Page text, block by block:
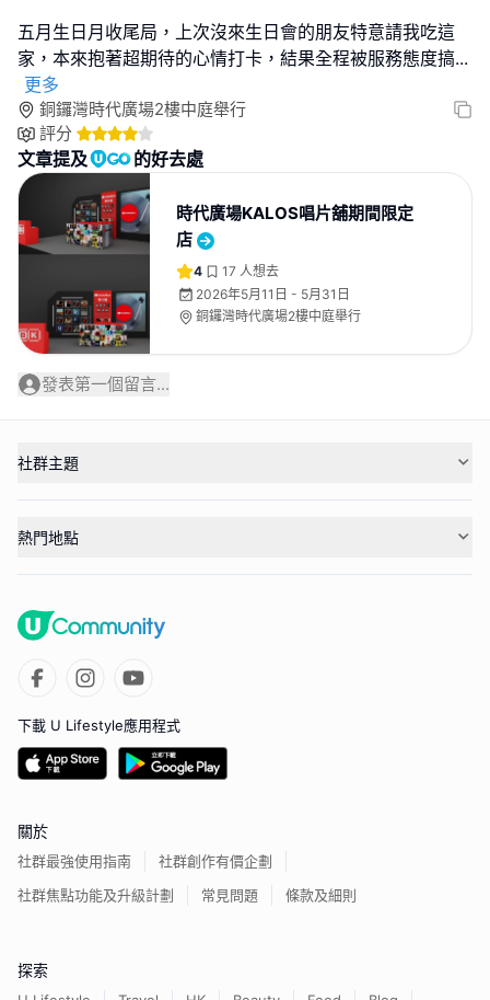
五月生日月收尾局，上次沒來生日會的朋友特意請我吃這
家，本來抱著超期待的心情打卡，結果全程被服務態度搞...
更多
銅鑼灣時代廣場2樓中庭舉行
評分
文章提及 的好去處
時代廣場KALOS唱片舖期間限定
店
4 17 人想去
2026年5月11日 - 5月31日
銅鑼灣時代廣場2樓中庭舉行
發表第一個留言...
社群主題
熱門地點
下載 U Lifestyle應用程式
關於
社群最強使用指南
社群創作有價企劃
社群焦點功能及升級計劃
常見問題 條款及細則
探索